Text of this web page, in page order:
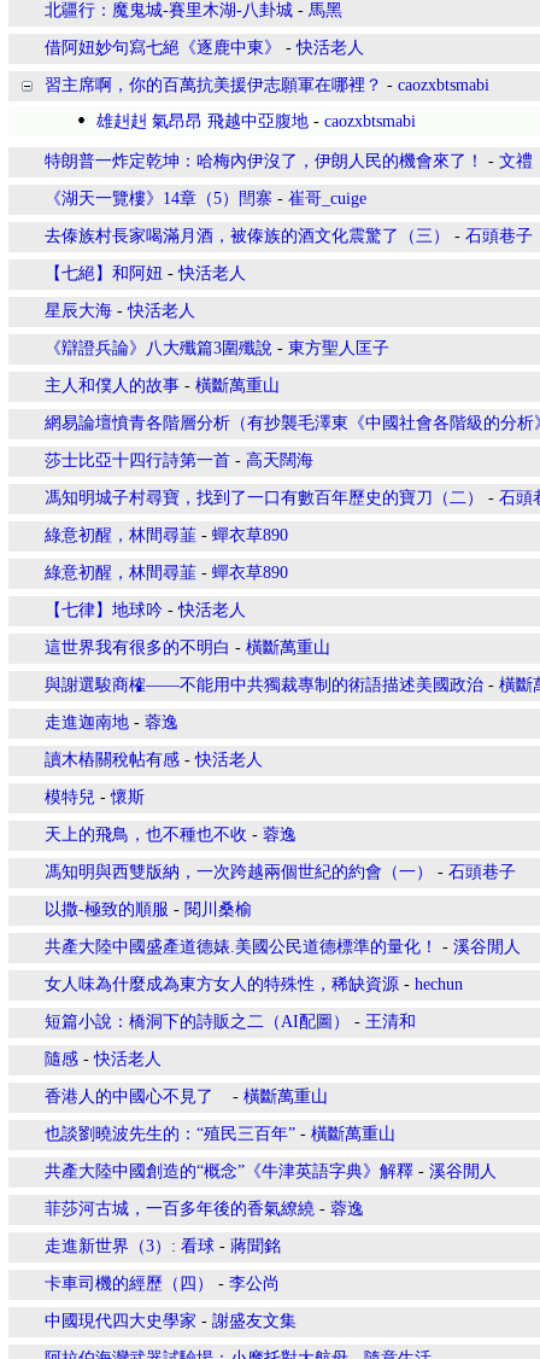
北疆行：魔鬼城-賽里木湖-八卦城 - 馬黑
借阿妞妙句寫七絕《逐鹿中東》 -快活老人
習主席啊，你的百萬抗美援伊志願軍在哪裡？ - caozxbtsmabi
雄赳赳 氣昂昂 飛越中亞腹地 - caozxbtsmabi
特朗普一炸定乾坤：哈梅內伊沒了，伊朗人民的機會來了！ - 文禮
《湖天一覽樓》14章（5）閆寨 - 崔哥_cuige
去傣族村長家喝滿月酒，被傣族的酒文化震驚了（三） - 石頭巷子
【七絕】和阿妞 -快活老人
星辰大海 -快活老人
《辯證兵論》八大殲篇3圍殲說 - 東方聖人匡子
主人和僕人的故事 - 橫斷萬重山
網易論壇憤青各階層分析（有抄襲毛澤東《中國社會各階級的分析
莎士比亞十四行詩第一首 - 高天闊海
馮知明城子村尋寶，找到了一口有數百年歷史的寶刀（二） - 石頭
綠意初醒，林間尋韮 - 蟬衣草890
綠意初醒，林間尋韮 - 蟬衣草890
【七律】地球吟 -快活老人
這世界我有很多的不明白 - 橫斷萬重山
與謝選駿商榷——不能用中共獨裁專制的術語描述美國政治 - 橫斷
走進迦南地 - 蓉逸
讀木樁關稅帖有感 -快活老人
模特兒 -懷斯
天上的飛鳥，也不種也不收 - 蓉逸
馮知明與西雙版納，一次跨越兩個世紀的約會（一） - 石頭巷子
以撒-極致的順服 - 閱川桑榆
共產大陸中國盛產道德婊.美國公民道德標準的量化！ - 溪谷閒人
女人味為什麼成為東方女人的特殊性，稀缺資源 - hechun
短篇小說：橋洞下的詩販之二（AI配圖） - 王清和
隨感 -快活老人
香港人的中國心不見了 - 橫斷萬重山
也談劉曉波先生的：“殖民三百年” - 橫斷萬重山
共產大陸中國創造的“概念”《牛津英語字典》解釋 - 溪谷閒人
菲莎河古城，一百多年後的香氣繚繞 - 蓉逸
走進新世界（3）: 看球 - 蔣聞銘
卡車司機的經歷（四） - 李公尚
中國現代四大史學家 - 謝盛友文集